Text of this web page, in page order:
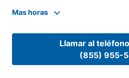
Mas horas
Llamar al
(855) 955-